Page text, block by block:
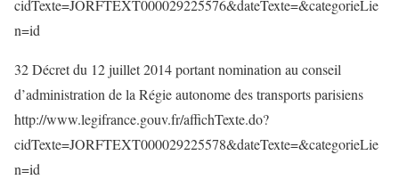
cidTexte=JORFTEXT000029225576&dateTexte=&categorieLie
n=id
32 Décret du 12 juillet 2014 portant nomination au conseil
d’administration de la Régie autonome des transports parisiens
http://www.legifrance.gouv.fr/affichTexte.do?
cidTexte=JORFTEXT000029225578&dateTexte=&categorieLie
n=id